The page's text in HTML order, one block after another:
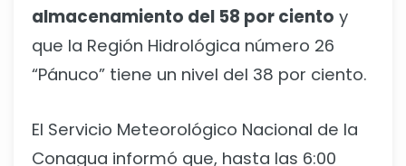
almacenamiento del 58 por ciento y
que la Región Hidrológica número 26
“Pánuco” tiene un nivel del 38 por ciento.
El Servicio Meteorológico Nacional de la
Conagua informó que, hasta las 6:00